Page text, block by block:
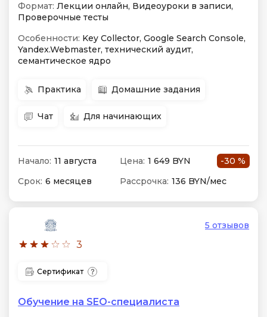
Формат: Лекции онлайн, Видеоуроки в записи,
Проверочные тесты
Особенности: Key Collector, Google Search Console,
Yandex.Webmaster, технический аудит,
семантическое ядро
Практика Домашние задания
Чат Для начинающих
Начало: 11 августа Цена: 1 649 BYN
-30 %
Срок: 6 месяцев Рассрочка: 136 BYN/мес
3
5 отзывов
Сертификат
Обучение на SEO-специалиста